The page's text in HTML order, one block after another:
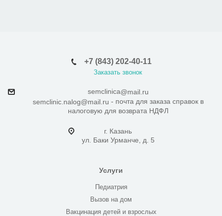
+7 (843) 202-40-11
Заказать звонок
semclinica@mail.ru
semclinic.nalog@mail.ru - почта для заказа справок в
налоговую для возврата НДФЛ
г. Казань
ул. Баки Урманче, д. 5
Услуги
Педиатрия
Вызов на дом
Вакцинация детей и взрослых